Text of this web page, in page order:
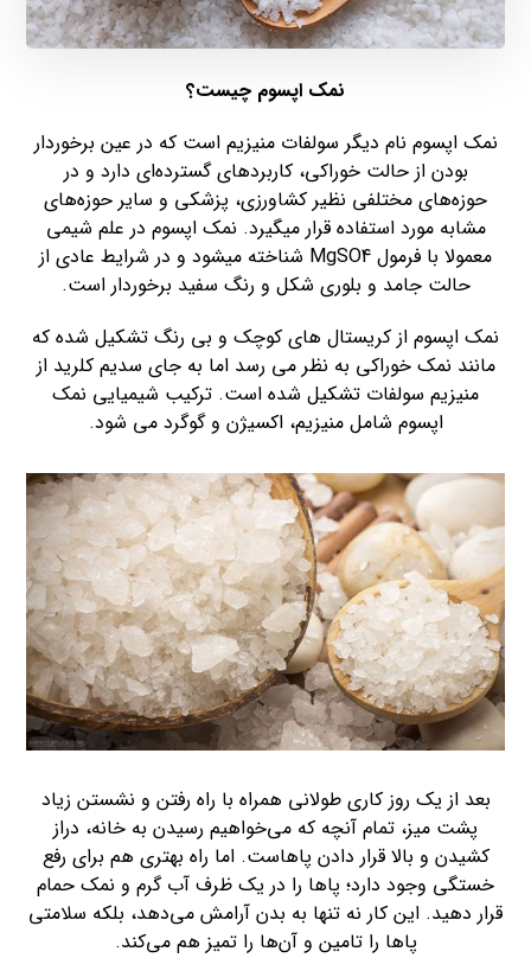
نمک اپسوم چیست؟
نمک اپسوم نام دیگر سولفات منیزیم است که در عین برخوردار
بودن از حالت خوراکی، کاربردهای گسترده‌ای دارد و در
حوزه‌های مختلفی نظیر کشاورزی، پزشکی و سایر حوزه‌های
مشابه مورد استفاده قرار میگیرد. نمک اپسوم در علم شیمی
معمولا با فرمول MgSO4 شناخته میشود و در شرایط عادی از
حالت جامد و بلوری شکل و رنگ سفید برخوردار است.
نمک اپسوم از کریستال های کوچک و بی رنگ تشکیل شده که
مانند نمک خوراکی به نظر می رسد اما به جای سدیم کلرید از
منیزیم سولفات تشکیل شده است. ترکیب شیمیایی نمک
اپسوم شامل منیزیم، اکسیژن و گوگرد می شود.
بعد از یک روز کاری طولانی همراه با راه رفتن و نشستن زیاد
پشت میز، تمام آنچه که می‌خواهیم رسیدن به خانه، دراز
کشیدن و بالا قرار دادن پاهاست. اما راه بهتری هم برای رفع
خستگی وجود دارد؛ پاها را در یک ظرف آب گرم و نمک حمام
قرار دهید. این کار نه تنها به بدن آرامش می‌دهد، بلکه سلامتی
پاها را تامین و آن‌ها را تمیز هم می‌کند.